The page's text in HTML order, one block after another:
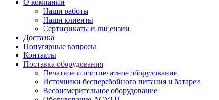
О компании
Наши работы
Наши клиенты
Сертификаты и лицензии
Доставка
Популярные вопросы
Контакты
Поставка оборудования
Печатное и постпечатное оборудование
Источники бесперебойного питания и батареи
Весоизмерительное оборудование